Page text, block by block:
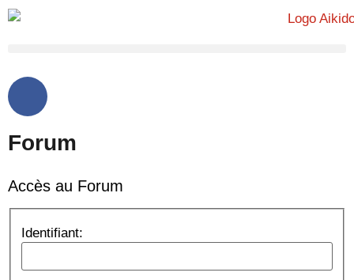
Forum
Accès au Forum
Identifiant: